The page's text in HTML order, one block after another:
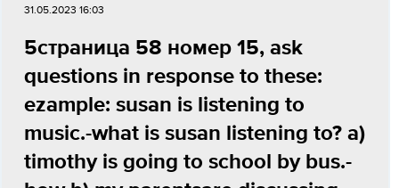
31.05.2023 16:03
5страница 58 номер 15, ask
questions in response to these:
ezample: susan is listening to
music.-what is susan listening to? a)
timothy is going to school by bus.-